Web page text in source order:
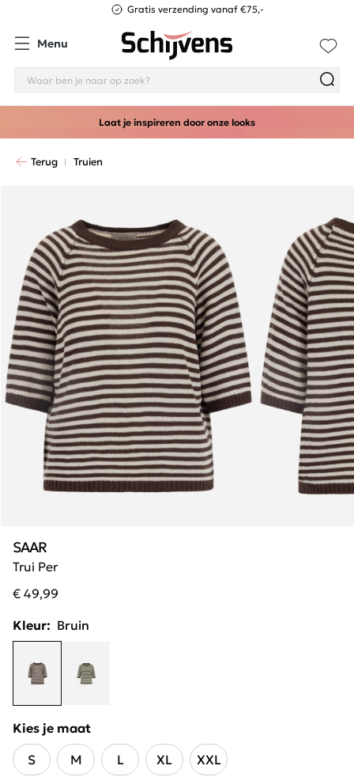
Gratis verzending vanaf €75,-
Menu
Laat je inspireren door onze looks
Terug Truien
Trui Per
SAAR
€ 49,99
Kleur: Bruin
Kies je maat
S
M L XL XXL